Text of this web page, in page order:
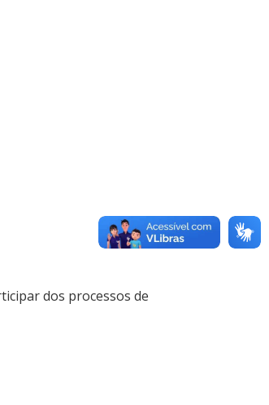
dos processos de